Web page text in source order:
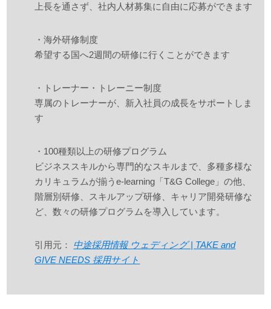
上長を通さず、社内人材募集に自由に応募ができます
・海外研修制度
希望する国へ2週間の研修に行くことができます
・トレーナー・トレーニー制度
専属のトレーナーが、新入社員の成長をサポートしま
す
・100種類以上の研修プログラム
ビジネススキルから専門的なスキルまで、多種多様な
カリキュラムが揃うe-learning「T&G College」の他、
階層別研修、スキルアップ研修、キャリア開発研修な
ど、数々の研修プログラムを導入しています。
引用元：
中途採用情報 ウェディング | TAKE and
GIVE NEEDS 採用サイト